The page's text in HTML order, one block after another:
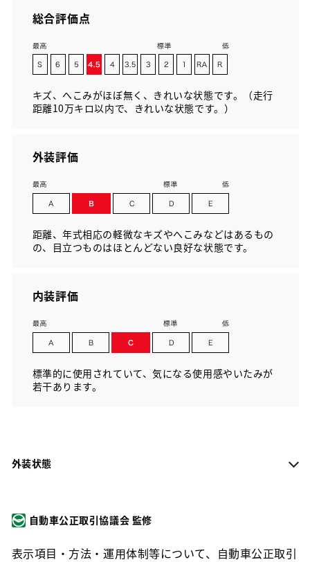
総合評価点
キズ、へこみがほぼ無く、きれいな状態です。（走行
距離10万キロ以内で、きれいな状態です。）
外装評価
距離、年式相応の軽微なキズやへこみなどはあるもの
の、目立つものはほとんどない良好な状態です。
内装評価
標準的に使用されていて、気になる使用感やいたみが
若干あります。
外装状態
自動車公正取引協議会 監修
表示項目・方法・運用体制等について、自動車公正取引